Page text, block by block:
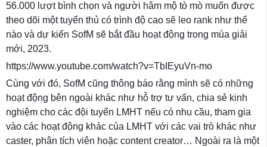
56.000 lượt bình chọn và người hâm mộ tò mò muốn được
theo dõi một tuyển thủ có trình độ cao sẽ leo rank như thế
nào và dự kiến SofM sẽ bắt đầu hoạt động trong mùa giải
mới, 2023.
https://www.youtube.com/watch?v=TbIEyuVn-mo
Cùng với đó, SofM cũng thông báo rằng mình sẽ có những
hoạt động bên ngoài khác như hỗ trợ tư vấn, chia sẻ kinh
nghiệm cho các đội tuyển LMHT nếu có nhu cầu, tham gia
vào các hoạt động khác của LMHT với các vai trò khác như
caster, phân tích viên hoặc content creator… Ngoài ra là một